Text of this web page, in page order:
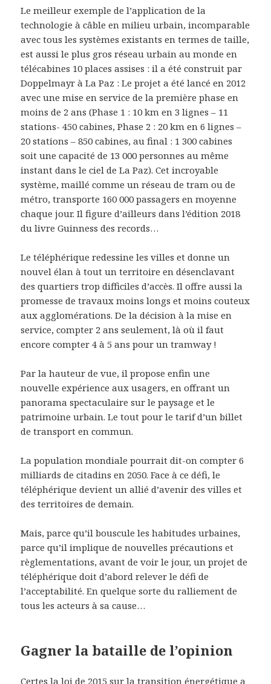
Le meilleur exemple de l’application de la
technologie à câble en milieu urbain, incomparable
avec tous les systèmes existants en termes de taille,
est aussi le plus gros réseau urbain au monde en
télécabines 10 places assises : il a été construit par
Doppelmayr à La Paz : Le projet a été lancé en 2012
avec une mise en service de la première phase en
moins de 2 ans (Phase 1 : 10 km en 3 lignes – 11
stations- 450 cabines, Phase 2 : 20 km en 6 lignes –
20 stations – 850 cabines, au final : 1 300 cabines
soit une capacité de 13 000 personnes au même
instant dans le ciel de La Paz). Cet incroyable
système, maillé comme un réseau de tram ou de
métro, transporte 160 000 passagers en moyenne
chaque jour. Il figure d’ailleurs dans l’édition 2018
du livre Guinness des records…
Le téléphérique redessine les villes et donne un
nouvel élan à tout un territoire en désenclavant
des quartiers trop difficiles d’accès. Il offre aussi la
promesse de travaux moins longs et moins couteux
aux agglomérations. De la décision à la mise en
service, compter 2 ans seulement, là où il faut
encore compter 4 à 5 ans pour un tramway !
Par la hauteur de vue, il propose enfin une
nouvelle expérience aux usagers, en offrant un
panorama spectaculaire sur le paysage et le
patrimoine urbain. Le tout pour le tarif d’un billet
de transport en commun.
La population mondiale pourrait dit-on compter 6
milliards de citadins en 2050. Face à ce défi, le
téléphérique devient un allié d’avenir des villes et
des territoires de demain.
Mais, parce qu’il bouscule les habitudes urbaines,
parce qu’il implique de nouvelles précautions et
règlementations, avant de voir le jour, un projet de
téléphérique doit d’abord relever le défi de
l’acceptabilité. En quelque sorte du ralliement de
tous les acteurs à sa cause…
Gagner la bataille de l’opinion
Certes la loi de 2015 sur la transition énergétique a